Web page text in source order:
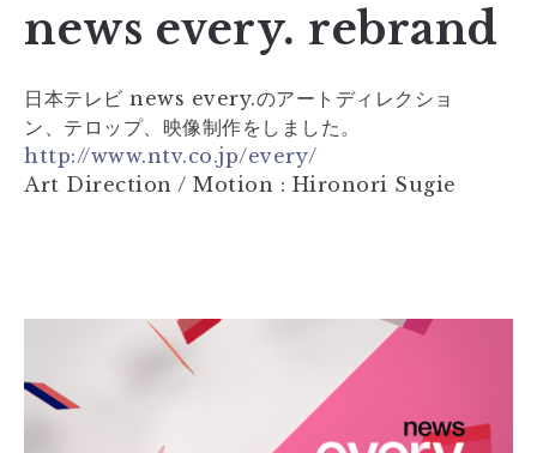
news every. rebrand
日本テレビ news every.のアートディレクショ
ン、テロップ、映像制作をしました。
http://www.ntv.co.jp/every/
Art Direction / Motion : Hironori Sugie